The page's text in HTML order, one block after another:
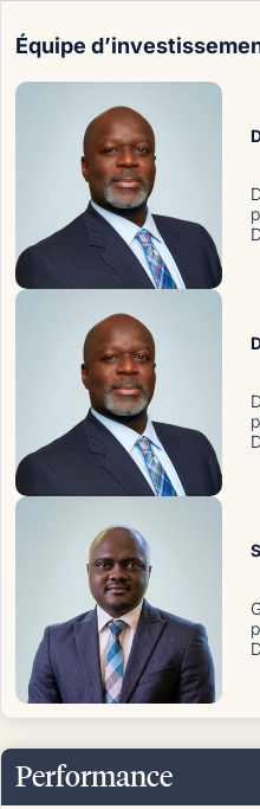
Équipe
Performance